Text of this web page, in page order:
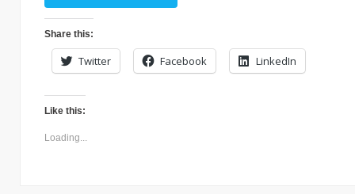
Share this:
Twitter Facebook LinkedIn
Like this:
Loading...